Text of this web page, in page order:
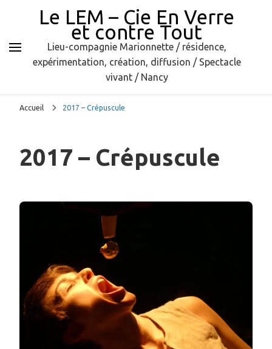
Le LEM – Cie En Verre
et contre Tout
Lieu-compagnie Marionnette / résidence,
expérimentation, création, diffusion / Spectacle
vivant / Nancy
Accueil 2017 – Crépuscule
2017 – Crépuscule